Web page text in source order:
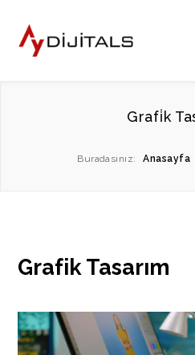
Grafi̇k
Buradasınız: Anasayfa
Grafik Tasarım